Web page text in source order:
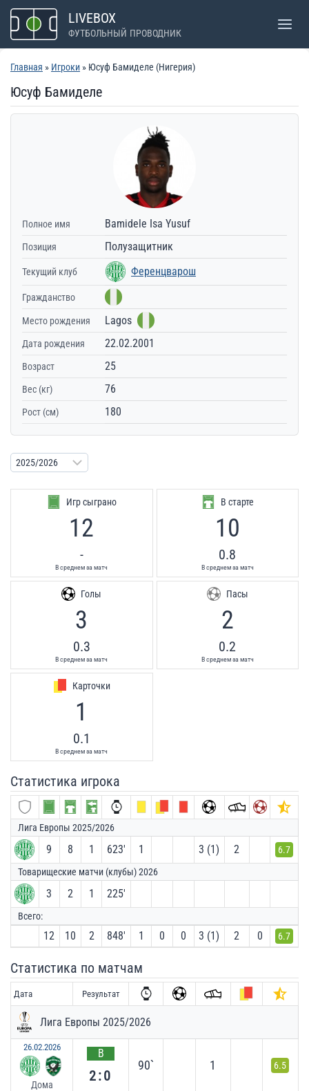
Перейти
содержимому
LIVEBOX
ФУТБОЛЬНЫЙ ПРОВОДНИК
Главная » Игроки » Юсуф Бамиделе (Нигерия)
Юсуф Бамиделе
Полное имя Bamidele Isa Yusuf
Позиция Полузащитник
Текущий клуб Ференцварош
Гражданство
Место рождения Lagos
Дата рождения 22.02.2001
Возраст 25
Вес (кг) 76
Рост (см) 180
Игр сыграно
12
-
В среднем за матч
В старте
10
0.8
В среднем за матч
Голы
3
0.3
В среднем за матч
Пасы
2
0.2
В среднем за матч
Карточки
1
0.1
В среднем за матч
Статистика игрока
Лига Европы 2025/2026
9 8 1 623′ 1 3 (1) 2
6.7
Товарищеские матчи (клубы) 2026
3 2 1 225′
Всего:
12 10 2 848′ 1 0 0 3 (1) 2 0 6.7
Статистика по матчам
Дата Результат
Лига Европы 2025/2026
26.02.2026
Дома
В
2:0
90` 1 6.5